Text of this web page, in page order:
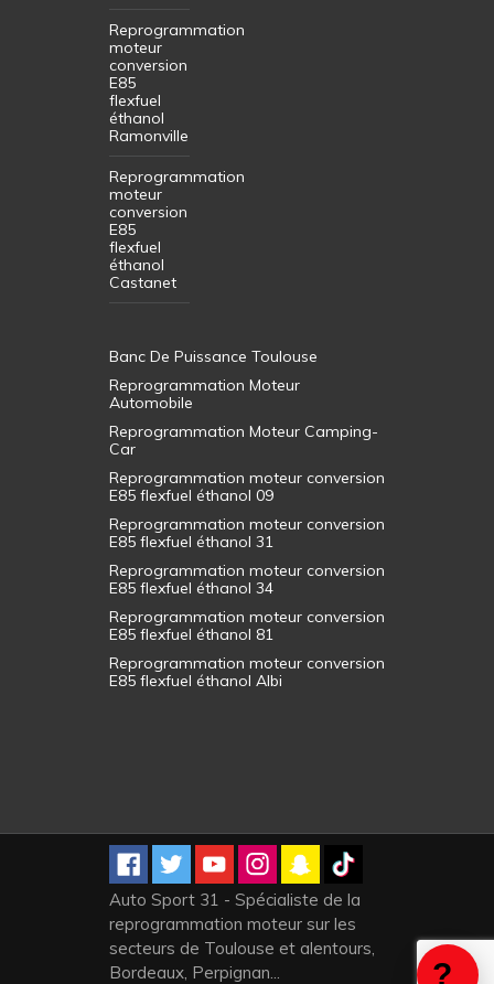
Reprogrammation
moteur
conversion
E85
flexfuel
éthanol
Ramonville
Reprogrammation
moteur
conversion
E85
flexfuel
éthanol
Castanet
Banc De Puissance Toulouse
Reprogrammation Moteur
Automobile
Reprogrammation Moteur Camping-
Car
Reprogrammation moteur conversion
E85 flexfuel éthanol 09
Reprogrammation moteur conversion
E85 flexfuel éthanol 31
Reprogrammation moteur conversion
E85 flexfuel éthanol 34
Reprogrammation moteur conversion
E85 flexfuel éthanol 81
Reprogrammation moteur conversion
E85 flexfuel éthanol Albi
Auto Sport 31 - Spécialiste de la
reprogrammation moteur sur les
secteurs de Toulouse et alentours,
Bordeaux, Perpignan...